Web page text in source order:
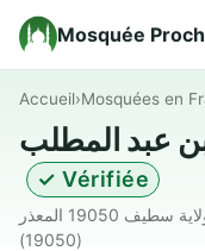
Mosquée
Accueil›Mosquées en
عبد المطلب
✓ Vérifiée
المعذر بلدية قلال ولاية سطيف 19050 المعذر Algeria · المعذر
(19050)